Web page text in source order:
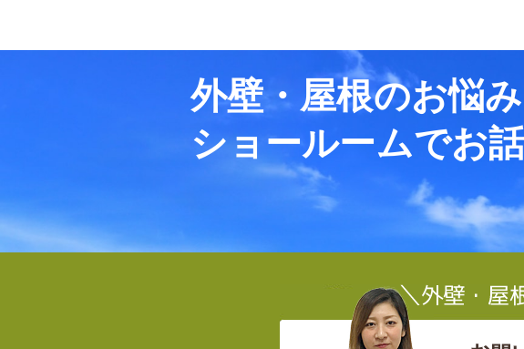
外壁・屋根のお悩み
ショールームでお